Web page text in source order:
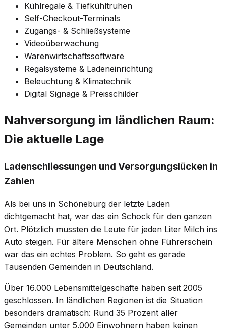
Kühlregale & Tiefkühltruhen
Self-Checkout-Terminals
Zugangs- & Schließsysteme
Videoüberwachung
Warenwirtschaftssoftware
Regalsysteme & Ladeneinrichtung
Beleuchtung & Klimatechnik
Digital Signage & Preisschilder
Nahversorgung im ländlichen Raum:
Die aktuelle Lage
Ladenschliessungen und Versorgungslücken in
Zahlen
Als bei uns in Schöneburg der letzte Laden
dichtgemacht hat, war das ein Schock für den ganzen
Ort. Plötzlich mussten die Leute für jeden Liter Milch ins
Auto steigen. Für ältere Menschen ohne Führerschein
war das ein echtes Problem. So geht es gerade
Tausenden Gemeinden in Deutschland.
Über 16.000 Lebensmittelgeschäfte haben seit 2005
geschlossen. In ländlichen Regionen ist die Situation
besonders dramatisch: Rund 35 Prozent aller
Gemeinden unter 5.000 Einwohnern haben keinen